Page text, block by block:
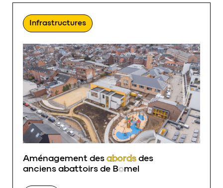
Infrastructures
Aménagement desabordsdes
anciens abattoirs de Bomel